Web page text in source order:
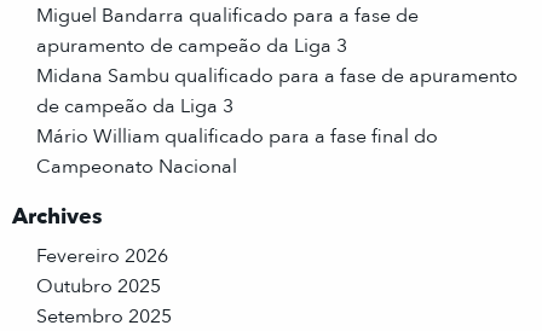
Miguel Bandarra qualificado para a fase de
apuramento de campeão da Liga 3
Midana Sambu qualificado para a fase de apuramento
de campeão da Liga 3
Mário William qualificado para a fase final do
Campeonato Nacional
Archives
Fevereiro 2026
Outubro 2025
Setembro 2025